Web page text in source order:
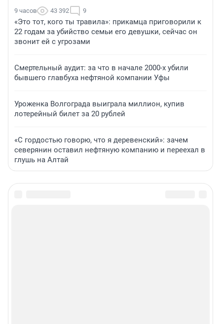
9 часов 43 392 9
«Это тот, кого ты травила»: прикамца приговорили к
22 годам за убийство семьи его девушки, сейчас он
звонит ей с угрозами
Смертельный аудит: за что в начале 2000-х убили
бывшего главбуха нефтяной компании Уфы
Уроженка Волгограда выиграла миллион, купив
лотерейный билет за 20 рублей
«С гордостью говорю, что я деревенский»: зачем
северянин оставил нефтяную компанию и переехал в
глушь на Алтай